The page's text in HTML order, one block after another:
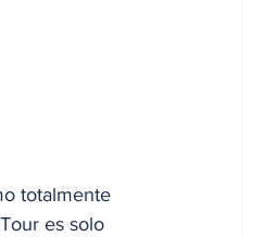
totalmente
es solo